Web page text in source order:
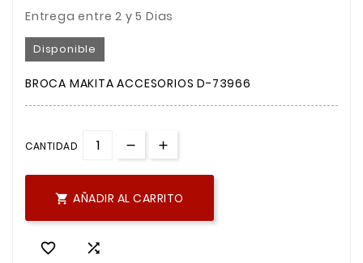
Entrega entre 2 y 5 Dias
Disponible
BROCA MAKITA ACCESORIOS D-73966
CANTIDAD
 AÑADIR AL CARRITO
 